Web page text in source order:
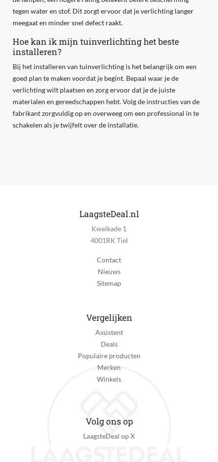
tegen water en stof. Dit zorgt ervoor dat je verlichting langer
meegaat en minder snel defect raakt.
Hoe kan ik mijn tuinverlichting het beste
installeren?
Bij het installeren van tuinverlichting is het belangrijk om een
goed plan te maken voordat je begint. Bepaal waar je de
verlichting wilt plaatsen en zorg ervoor dat je de juiste
materialen en gereedschappen hebt. Volg de instructies van de
fabrikant zorgvuldig op en overweeg om een professional in te
schakelen als je twijfelt over de installatie.
LaagsteDeal.nl
Kwelkade 1
4001RK Tiel
Contact
Nieuws
Sitemap
Vergelijken
Assistent
Deals
Populaire producten
Merken
Winkels
Volg ons op
LaagsteDeal op X